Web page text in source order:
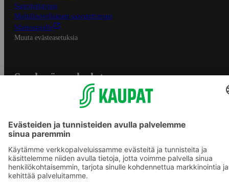
Saavutettavuus
Mobiilisovelluksen saavutettavuus
Mainostajalle
Muuta evästeasetuksia
S-ryhmän palvelut
Yhteishyvä Ruoka -sovellus
S-ostoslista -sovellus
Prisma.fi
Sokos.fi
S-Pankki